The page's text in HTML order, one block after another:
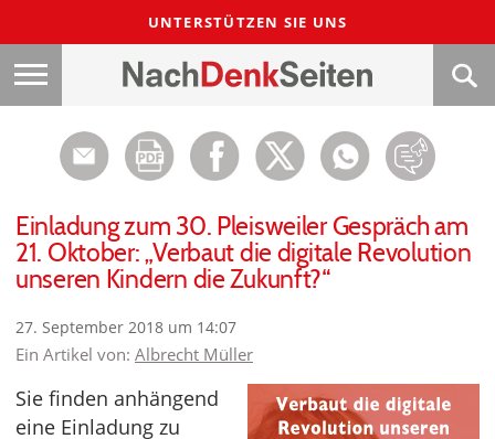
UNTERSTÜTZEN SIE UNS
Einladung zum 30. Pleisweiler Gespräch am
21. Oktober: „Verbaut die digitale Revolution
unseren Kindern die Zukunft?“
27. September 2018 um 14:07
Ein Artikel von: Albrecht Müller
Sie finden anhängend
eine Einladung zu